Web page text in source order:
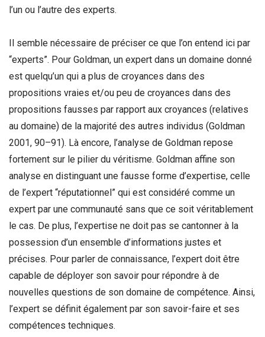
l’un ou l’autre des experts.
Il semble nécessaire de préciser ce que l’on entend ici par
“experts”. Pour Goldman, un expert dans un domaine donné
est quelqu’un qui a plus de croyances dans des
propositions vraies et/ou peu de croyances dans des
propositions fausses par rapport aux croyances (relatives
au domaine) de la majorité des autres individus (Goldman
2001, 90–91). Là encore, l’analyse de Goldman repose
fortement sur le pilier du véritisme. Goldman affine son
analyse en distinguant une fausse forme d’expertise, celle
de l’expert “réputationnel” qui est considéré comme un
expert par une communauté sans que ce soit véritablement
le cas. De plus, l’expertise ne doit pas se cantonner à la
possession d’un ensemble d’informations justes et
précises. Pour parler de connaissance, l’expert doit être
capable de déployer son savoir pour répondre à de
nouvelles questions de son domaine de compétence. Ainsi,
l’expert se définit également par son savoir-faire et ses
compétences techniques.